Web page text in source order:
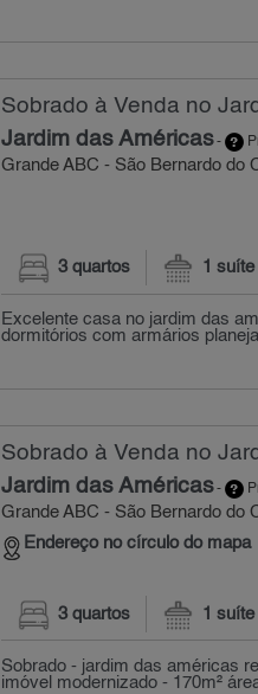
Sobrado à Venda no
Jardim das Américas-
Grande ABC - São Bernardo do
3 quartos 1 suíte
Excelente casa no jardim das
dormitórios com armários
Sobrado à Venda no
Jardim das Américas-
Grande ABC - São Bernardo do
Endereço no círculo do mapa
3 quartos 1 suíte
Sobrado - jardim das américas
imóvel modernizado - 170m²